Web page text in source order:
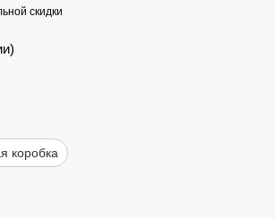
скидки
коробка